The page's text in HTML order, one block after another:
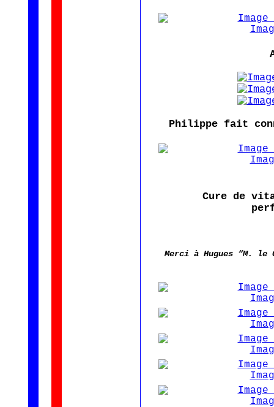
Philippe fait
Cure de
Merci à Hugues “M. le